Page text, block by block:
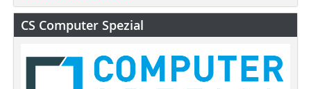
CS Computer Spezial